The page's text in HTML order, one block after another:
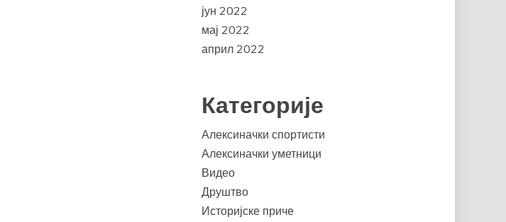
јун 2022
мај 2022
април 2022
Категорије
Алексиначки спортисти
Алексиначки уметници
Видео
Друштво
Историјске приче